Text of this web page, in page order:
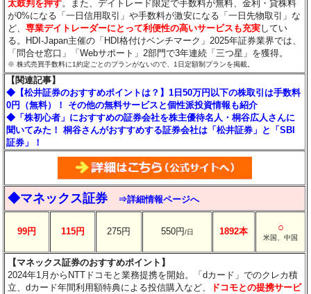
太鼓判を押す。また、デイトレード限定で手数料が無料、金利・貸株料
が0%になる「一日信用取引」や手数料が激安になる「一日先物取引」な
ど、専業デイトレーダーにとって利便性の高いサービスも充実してい
る。HDI-Japan主催の「HDI格付けベンチマーク」2025年証券業界では、
「問合せ窓口」「Webサポート」2部門で3年連続「三つ星」を獲得。
※ 株式売買手数料に1約定ごとのプランがないので、1日定額制プランを掲載。
【関連記事】
◆【松井証券のおすすめポイントは？】1日50万円以下の株取引は手数料
0円（無料）！ その他の無料サービスと個性派投資情報も紹介
◆「株初心者」におすすめの証券会社を株主優待名人・桐谷広人さんに
聞いてみた！ 桐谷さんがおすすめする証券会社は「松井証券」と「SBI
証券」！
◆マネックス証券 ⇒詳細情報ページへ
99円 115円 275円 550円/日 1892本 ○
米国、中国
【マネックス証券のおすすめポイント】
2024年1月からNTTドコモと業務提携を開始。「dカード」でのクレカ積
立、dカード年間利用額特典による投信購入など、
ドコモとの提携サービ